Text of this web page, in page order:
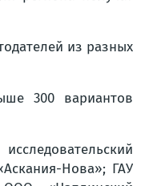
из разных
300 вариантов
Нова»; ГАУ